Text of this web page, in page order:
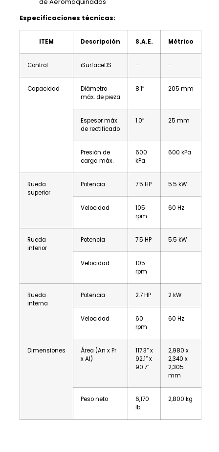
Especificaciones técnicas:
ITEM Descripción S.A.E. Métrico
Control iSurfaceDS – –
Capacidad
Diámetro
máx. de pieza
8.1″ 205 mm
Espesor máx.
de rectificado
1.0″ 25 mm
Presión de
carga máx.
600
kPa
600 kPa
Rueda
superior
Potencia 7.5 HP 5.5 kW
Velocidad
105
rpm
60 Hz
Rueda
inferior
Potencia 7.5 HP 5.5 kW
Velocidad
105
rpm
–
Rueda
interna
Potencia 2.7 HP 2 kW
Velocidad
60
rpm
60 Hz
Dimensiones
Área (An x Pr
x Al)
117.3″ x
92.1″ x
90.7″
2,980 x
2,340 x
2,305
mm
Peso neto
6,170
lb
2,800 kg